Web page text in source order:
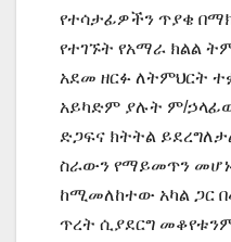
የተሳታፊዎችን ጥያቄ
የተገኙት የአማራ ክልል
አደመ ዘርፉ ለትምህርት
አይካድም ያሉት ም/
ድጋፍና ክትትል
ስራውን የማይመጥን
ከሚመለከተው አካል ጋር
ጥረት ሲያደርግ መቆየቱንም